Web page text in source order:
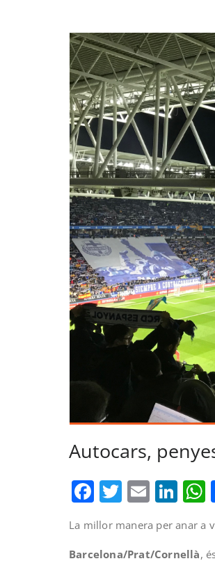
Autocars,
Facebook
Twitter
Email
La millor manera per anar a
Barcelona/Prat/Cornellà,